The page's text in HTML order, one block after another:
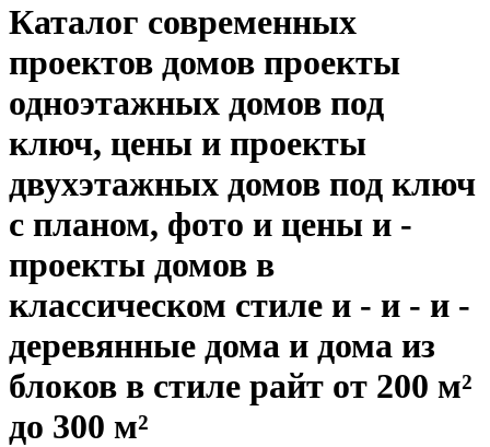
Каталог современных
проектов домов проекты
одноэтажных домов под
ключ, цены и проекты
двухэтажных домов под ключ
с планом, фото и цены и -
проекты домов в
классическом стиле и - и - и -
деревянные дома и дома из
блоков в стиле райт от 200 м²
до 300 м²